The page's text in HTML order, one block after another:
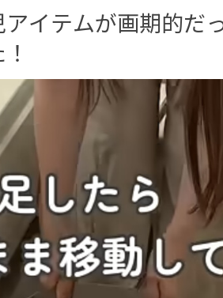
イテムが画期的だ